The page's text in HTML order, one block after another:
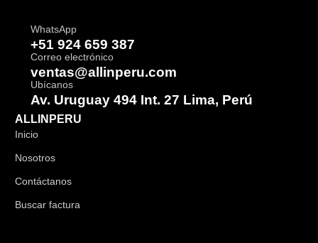
WhatsApp
+51 924 659 387
Correo electrónico
ventas@allinperu.com
Ubícanos
Av. Uruguay 494 Int. 27 Lima, Perú
ALLINPERU
Inicio
Nosotros
Contáctanos
Buscar factura